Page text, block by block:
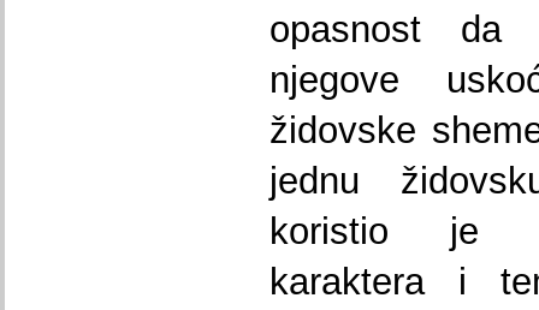
opasnost da
njegove
židovske
jednu
koristio je
karaktera i